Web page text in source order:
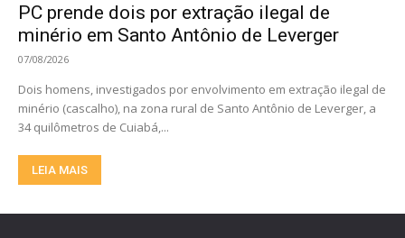
PC prende dois por extração ilegal de
minério em Santo Antônio de Leverger
07/08/2026
Dois homens, investigados por envolvimento em extração ilegal de
minério (cascalho), na zona rural de Santo Antônio de Leverger, a
34 quilômetros de Cuiabá,...
LEIA MAIS